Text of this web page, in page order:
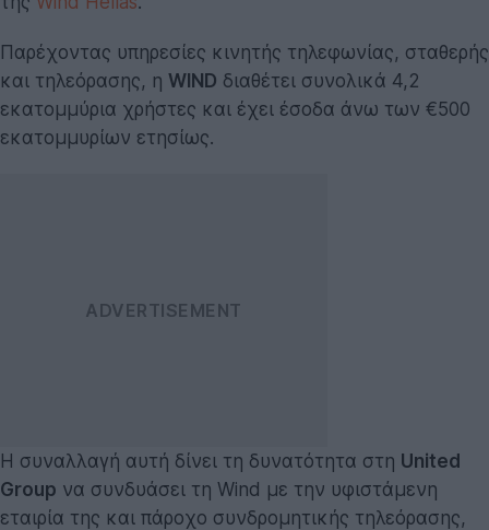
Παρέχοντας υπηρεσίες κινητής τηλεφωνίας, σταθερής
και τηλεόρασης, η WIND διαθέτει συνολικά 4,2
εκατομμύρια χρήστες και έχει έσοδα άνω των €500
εκατομμυρίων ετησίως.
Η συναλλαγή αυτή δίνει τη δυνατότητα στη United
Group να συνδυάσει τη Wind με την υφιστάμενη
εταιρία της και πάροχο συνδρομητικής τηλεόρασης,